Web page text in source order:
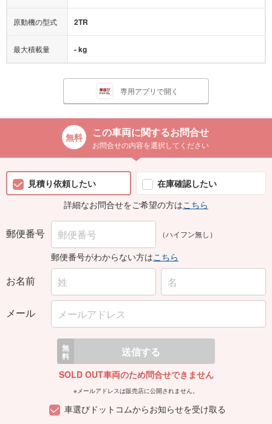
原動機の型式 2TR
最大積載量 - kg
専用アプリで開く
この車両に関するお問合せ
お問合せの内容を選択してください
見積り依頼したい
在庫確認したい
詳細なお問合せをご希望の方はこちら
郵便番号 （ハイフン無し）
郵便番号がわからない方はこちら
お名前
メール
無
料 送信する
SOLD OUT車両のため問合せできません
※メールアドレスは販売店に公開されません。
車選びドットコムからお知らせを受け取る